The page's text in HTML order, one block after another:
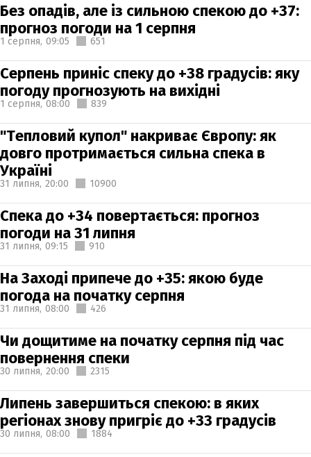
Без опадів, але із сильною спекою до +37:
прогноз погоди на 1 серпня
1 серпня, 09:05 651
Серпень приніс спеку до +38 градусів: яку
погоду прогнозують на вихідні
1 серпня, 08:00 839
"Тепловий купол" накриває Європу: як
довго протримається сильна спека в
Україні
31 липня, 20:00 10900
Спека до +34 повертається: прогноз
погоди на 31 липня
31 липня, 09:15 910
На Заході припече до +35: якою буде
погода на початку серпня
31 липня, 08:00 426
Чи дощитиме на початку серпня під час
повернення спеки
30 липня, 20:00 2315
Липень завершиться спекою: в яких
регіонах знову пригріє до +33 градусів
30 липня, 08:00 1884